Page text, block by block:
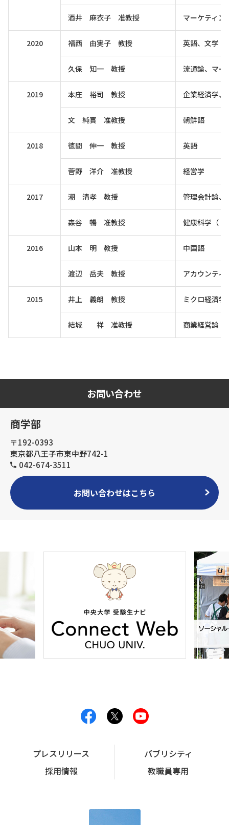
酒井 麻衣子 准教授 マーケティン
2020 福西 由実子 教授 英語、文学
久保 知一 教授 流通論、マー
2019 本庄 裕司 教授 企業経済学、
文 純實 准教授 朝鮮語
2018 徳間 伸一 教授 英語
菅野 洋介 准教授 経営学
2017 潮 清孝 教授 管理会計論、
森谷 暢 准教授 健康科学（ト
2016 山本 明 教授 中国語
渡辺 岳夫 教授 アカウンティ
2015 井上 義朗 教授 ミクロ経済
結城 祥 准教授 商業経営論
お問い合わせ
商学部
〒192-0393
東京都八王子市東中野742-1
042-674-3511
お問い合わせはこちら
プレスリリース
パブリシティ
採用情報
教職員専用